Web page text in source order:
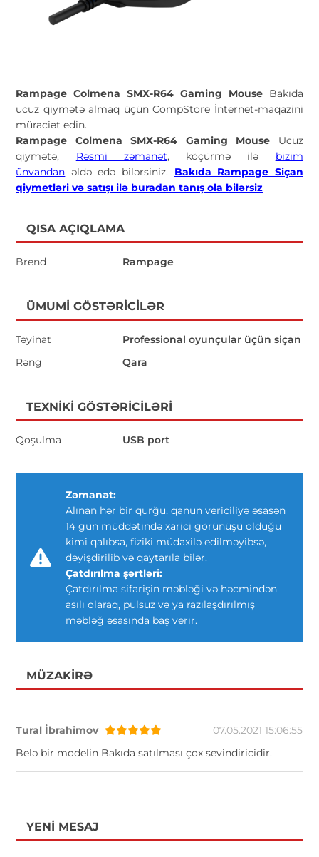
Rampage Colmena SMX-R64 Gaming Mouse Bakıda
ucuz qiymətə almaq üçün CompStore İnternet-maqazini
müraciət edin.
Rampage Colmena SMX-R64 Gaming Mouse Ucuz
qiymətə, Rəsmi zəmanət, köçürmə ilə bizim
ünvandan əldə edə bilərsiniz. Bakıda Rampage Siçan
qiymetləri və satışı ilə buradan tanış ola bilərsiz
QISA AÇIQLAMA
Brend Rampage
ÜMUMI GÖSTƏRICILƏR
Təyinat
Professional oyunçular üçün siçan
Rəng
Qara
TEXNIKI GÖSTƏRICILƏRI
Qoşulma USB port
Zəmanət:
Alınan hər bir qurğu, qanun vericiliyə əsasən
14 gün müddətində xarici görünüşü olduğu
kimi qalıbsa, fiziki müdaxilə edilməyibsə,
dəyişdirilib və qaytarıla bilər.
Çatdırılma şərtləri:
Çatdırılma sifarişin məbləği və həcmindən
asılı olaraq, pulsuz və ya razılaşdırılmış
məbləğ əsasında baş verir.
MÜZAKIRƏ
Tural İbrahimov
07.05.2021 15:06:55
Belə bir modelin Bakıda satılması çox sevindiricidir.
YENI MESAJ